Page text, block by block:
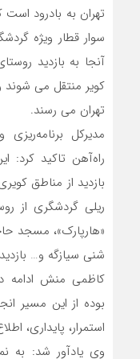
تهران به بادرود است
سوار قطار ویژه
آنجا به بازدید
تهران می رسند.
مدیرکل
راه‌آهن تاکید کرد:
بازدید از مناطق
ریلی گردشگری از
«هارپارک»، مسجد
شنی سیازگه و…
کاظمی منش ادامه
بوده از این مسیر
استمرار، پایداری،
وی یادآور شد: به